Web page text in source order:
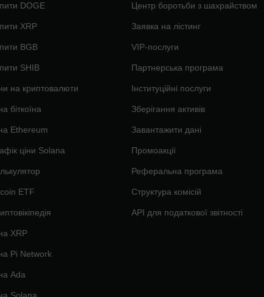
DOGE
XRP
BGB
SHIB
на криптовалюти
біткоїна
Ethereum
ціни Solana
ETF
XRP
Pi Network
Ada
Центр боротьби з шахрайством
Заявка на лістинг
VIP-послуги
Партнерська програма
Інституційні послуги
Зберігання активів
Завантажити дані
Промоакції
Реферальна програма
Структура комісій
API для податкової звітності